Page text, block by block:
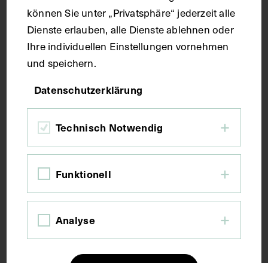
Seitenblatt 37 x 26,9 cm
italienischer Sprache zum anatomischen
Wachsmodell des Arteriensystems.
Schlagwörter
Anatomie Arterie
können Sie unter „Privatsphäre“ jederzeit alle
Dienste erlauben, alle Dienste ablehnen oder
Ihre individuellen Einstellungen vornehmen
und speichern.
Datenschutzerklärung
Technisch Notwendig
Funktionell
Analyse